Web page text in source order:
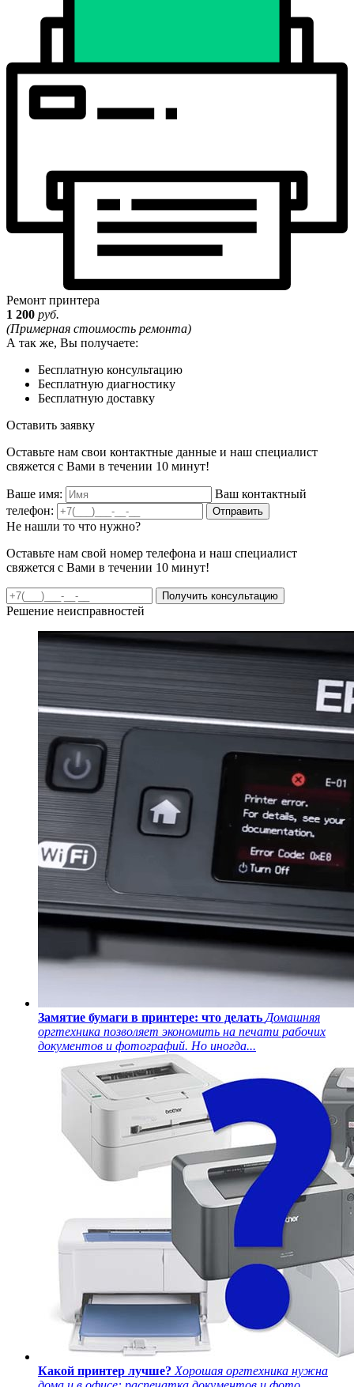
Ремонт принтера
1 200 руб.
(Примерная стоимость ремонта)
А так же, Вы получаете:
Бесплатную консультацию
Бесплатную диагностику
Бесплатную доставку
Оставить заявку
Оставьте нам свои контактные данные и наш специалист
свяжется с Вами в течении 10 минут!
Ваше имя:
Ваш контактный
телефон:
Отправить
Не нашли то что нужно?
Оставьте нам свой номер телефона и наш специалист
свяжется с Вами в течении 10 минут!
Получить консультацию
Решение неисправностей
Замятие бумаги в принтере: что делать Домашняя
оргтехника позволяет экономить на печати рабочих
документов и фотографий. Но иногда...
Какой принтер лучше? Хорошая оргтехника нужна